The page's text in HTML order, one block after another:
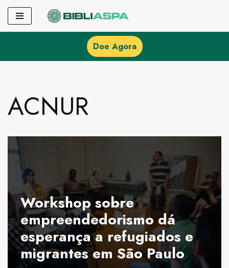
Pular
o
Doe Agora
ACNUR
Workshop sobre
empreendedorismo dá
esperança a refugiados e
migrantes em São Paulo